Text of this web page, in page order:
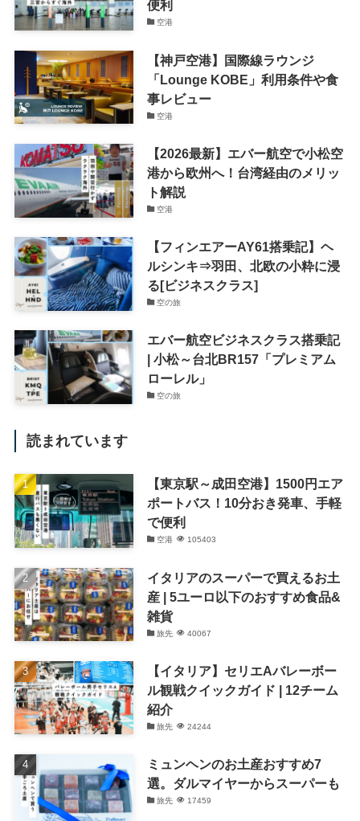
便利
空港
【神戸空港】国際線ラウンジ
「Lounge KOBE」利用条件や食
事レビュー
空港
【2026最新】エバー航空で小松空
港から欧州へ！台湾経由のメリッ
ト解説
空港
【フィンエアーAY61搭乗記】ヘ
ルシンキ⇒羽田、北欧の小粋に浸
る[ビジネスクラス]
空の旅
エバー航空ビジネスクラス搭乗記
| 小松～台北BR157「プレミアム
ローレル」
空の旅
読まれています
【東京駅～成田空港】1500円エア
ポートバス！10分おき発車、手軽
で便利
空港 105403
イタリアのスーパーで買えるお土
産 | 5ユーロ以下のおすすめ食品&
雑貨
旅先 40067
【イタリア】セリエAバレーボー
ル観戦クイックガイド | 12チーム
紹介
旅先 24244
ミュンヘンのお土産おすすめ7
選。ダルマイヤーからスーパーも
旅先 17459